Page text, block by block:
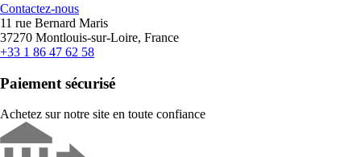
Contactez-nous
11 rue Bernard Maris
37270 Montlouis-sur-Loire, France
+33 1 86 47 62 58
Paiement sécurisé
Achetez sur notre site en toute confiance